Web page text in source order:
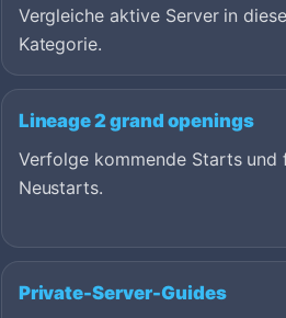
Vergleiche aktive Server in
Kategorie.
Lineage 2 grand openings
Verfolge kommende Starts und
Neustarts.
Private-Server-Guides